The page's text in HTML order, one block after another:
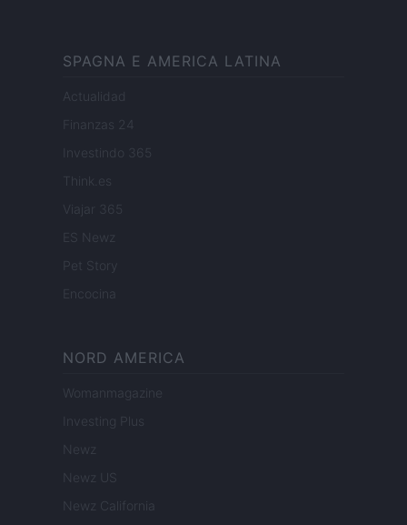
SPAGNA E AMERICA LATINA
Actualidad
Finanzas 24
Investindo 365
Think.es
Viajar 365
ES Newz
Pet Story
Encocina
NORD AMERICA
Womanmagazine
Investing Plus
Newz
Newz US
Newz California